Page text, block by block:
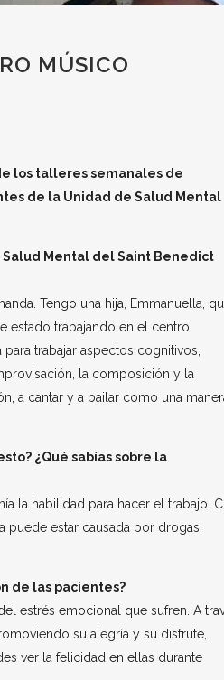
MÚSICO
los talleres semanales de
de la Unidad de Salud Mental
Salud Mental del Saint Benedict
Tengo una hija, Emmanuella,
estado trabajando en el centro
trabajar aspectos cognitivos,
la composición y la
a cantar y a bailar como una
¿Qué sabías sobre la
la habilidad para hacer el trabajo.
puede estar causada por drogas,
de las pacientes?
estrés emocional que sufren. A
su alegría y su disfrute,
ver la felicidad en ellas durante